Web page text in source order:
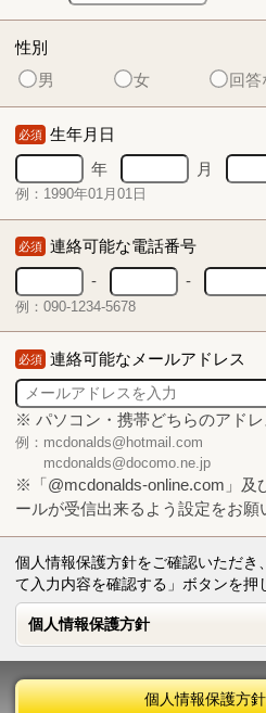
性別
男
女 回答
必須 生年月日
年
月
例：1990年01月01日
必須 連絡可能な電話番号
-
-
例：090-1234-5678
必須 連絡可能なメールアドレス
※ パソコン・携帯どちらのアド
例：mcdonalds@hotmail.com
mcdonalds@docomo.ne.jp
※「@mcdonalds-online.com」及
ールが受信出来るよう設定をお願
個人情報保護方針をご確認いただき
て入力内容を確認する」ボタンを押
個人情報保護方針
個人情報保護方針
個人情報保護方